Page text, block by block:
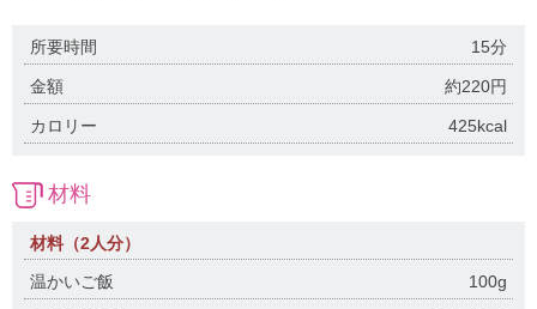
所要時間 15分
金額 約220円
カロリー 425kcal
材料
材料（2人分）
温かいご飯
100g